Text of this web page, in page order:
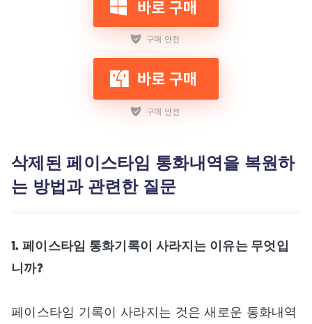
삭제된 페이스타임 통화내역을 복원하
는 방법과 관련한 질문
1. 페이스타임 통화기록이 사라지는 이유는 무엇입
니까?
페이스타임 기록이 사라지는 것은 새로운 통화내역